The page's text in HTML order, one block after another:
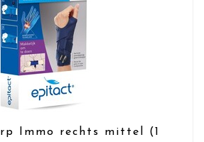
Immo rechts mittel (1